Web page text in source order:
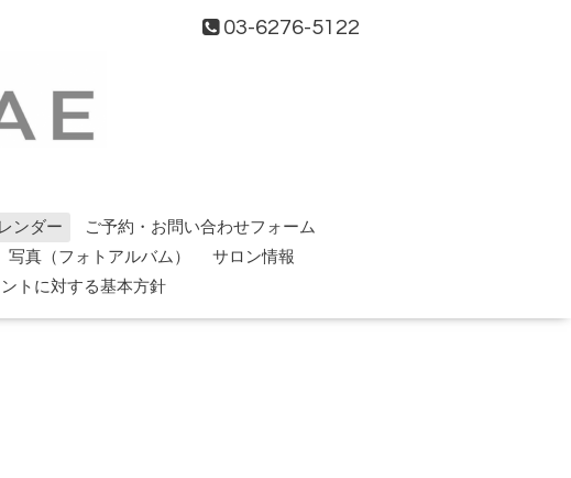
03-6276-5122
ンダー
ご予約・お問い合わせフォーム
写真（フォトアルバム）
サロン情報
トに対する基本方針